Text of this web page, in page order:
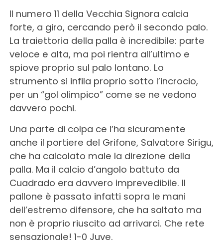
Il numero 11 della Vecchia Signora calcia
forte, a giro, cercando però il secondo palo.
La traiettoria della palla è incredibile: parte
veloce e alta, ma poi rientra all’ultimo e
spiove proprio sul palo lontano. Lo
strumento si infila proprio sotto l’incrocio,
per un “gol olimpico” come se ne vedono
davvero pochi.
Una parte di colpa ce l’ha sicuramente
anche il portiere del Grifone, Salvatore Sirigu,
che ha calcolato male la direzione della
palla. Ma il calcio d’angolo battuto da
Cuadrado era davvero imprevedibile. Il
pallone è passato infatti sopra le mani
dell’estremo difensore, che ha saltato ma
non è proprio riuscito ad arrivarci. Che rete
sensazionale! 1-0 Juve.